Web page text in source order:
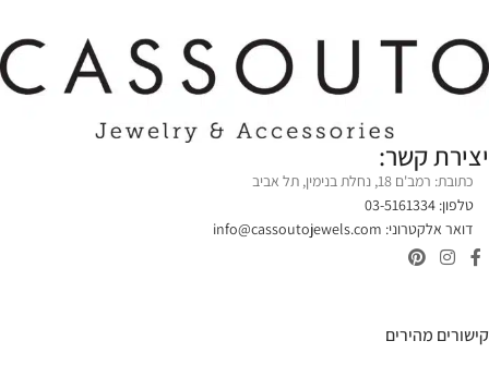
יצירת קשר:
כתובת: רמב'ם 18, נחלת בנימין, תל אביב
טלפון: 03-5161334
דואר אלקטרוני: info@cassoutojewels.com
קישורים מהירים